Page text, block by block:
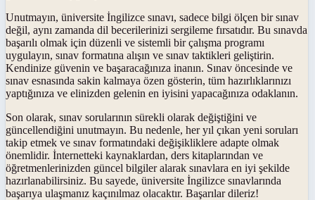
Unutmayın, üniversite İngilizce sınavı, sadece bilgi ölçen bir sınav
değil, aynı zamanda dil becerilerinizi sergileme fırsatıdır. Bu sınavda
başarılı olmak için düzenli ve sistemli bir çalışma programı
uygulayın, sınav formatına alışın ve sınav taktikleri geliştirin.
Kendinize güvenin ve başaracağınıza inanın. Sınav öncesinde ve
sınav esnasında sakin kalmaya özen gösterin, tüm hazırlıklarınızı
yaptığınıza ve elinizden gelenin en iyisini yapacağınıza odaklanın.
Son olarak, sınav sorularının sürekli olarak değiştiğini ve
güncellendiğini unutmayın. Bu nedenle, her yıl çıkan yeni soruları
takip etmek ve sınav formatındaki değişikliklere adapte olmak
önemlidir. İnternetteki kaynaklardan, ders kitaplarından ve
öğretmenlerinizden güncel bilgiler alarak sınavlara en iyi şekilde
hazırlanabilirsiniz. Bu sayede, üniversite İngilizce sınavlarında
başarıya ulaşmanız kaçınılmaz olacaktır. Başarılar dileriz!